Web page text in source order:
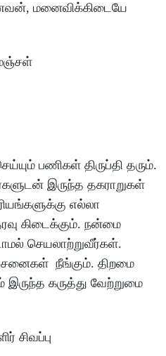
,மனைவிக்கிடையே
பணிகள் திருப்தி தரும்.
இருந்த தகராறுகள்
எல்லா
கிடைக்கும்.நன்மை
செயலாற்றுவீர்கள்.
நீங்கும்.திறமை
இருந்த கருத்து வேற்றுமை
சிவப்பு